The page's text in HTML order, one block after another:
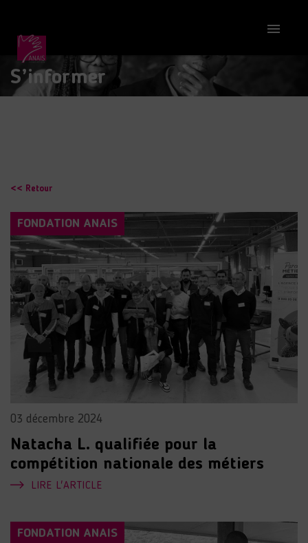

S’informer
<< Retour
FONDATION ANAIS
03 décembre 2024
Natacha L. qualifiée pour la
compétition nationale des métiers
LIRE L'ARTICLE
FONDATION ANAIS